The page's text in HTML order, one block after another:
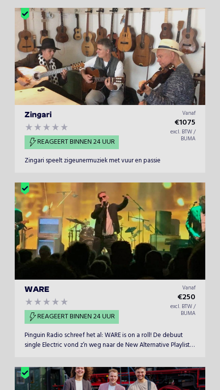
feest direct naar tropisch temperaturen stijgt. Divers en
smaakvol voor een breed publiek en geschikt voor zowel uw
besloten feestpartijen zoals uw bruiloft, jubilea,
bedrijfsfeesten als uw grootse commerciële festivals,
evenementen, concerten etc.
Zingari
REAGEERT BINNEN 24 UUR
Vanaf
€1075
excl. BTW /
BUMA
Zingari speelt zigeunermuziek met vuur en passie
WARE
REAGEERT BINNEN 24 UUR
Vanaf
€250
excl. BTW /
BUMA
Pinguin Radio schreef het al: WARE is on a roll! De debuut
single Electric vond z’n weg naar de New Alternative Playlist
bij China Crisis en Inge van Calkar hebben de mannen al laten
zien dat hun audio visuele show zich perfect leent als
voorprogramma.